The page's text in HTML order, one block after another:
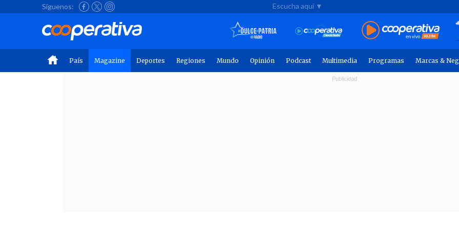
Síguenos: Escucha aquí ▼
País Magazine Deportes Regiones Mundo Opinión Podcast Multimedia Programas Marcas &